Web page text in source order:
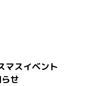
マスイベント
せ